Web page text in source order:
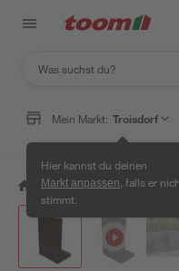
Mein Markt: Troisdorf
Hier kannst du deinen
Markt anpassen , falls er
stimmt.
/ Garten & Freizeit /